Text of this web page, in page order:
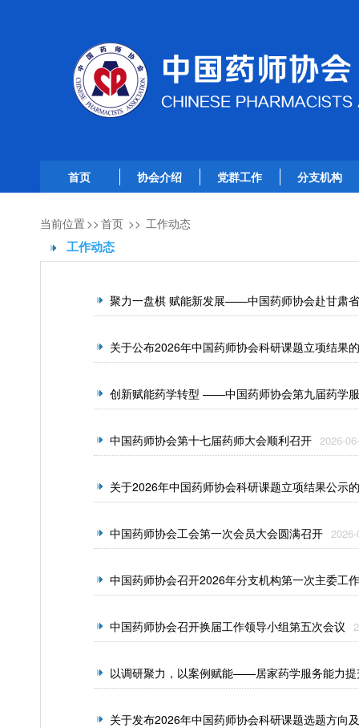
首页 协会介绍 党群工作 分支机构
当前位置 >>首页 >> 工作动态
工作动态
聚力一盘棋 赋能新发展——中国药师协会赴甘肃
关于公布2026年中国药师协会科研课题立项结果
创新赋能药学转型 ——中国药师协会第九届药学
中国药师协会第十七届药师大会顺利召开 2026-
关于2026年中国药师协会科研课题立项结果公示
中国药师协会工会第一次会员大会圆满召开
中国药师协会召开2026年分支机构第一次主委工
中国药师协会召开换届工作领导小组第五次会议
以调研聚力，以案例赋能——居家药学服务能力
关于发布2026年中国药师协会科研课题选题方向